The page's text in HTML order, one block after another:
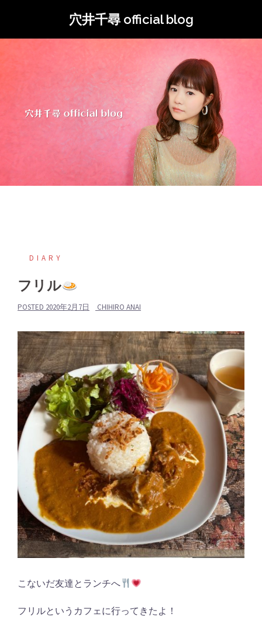
テ
穴井千尋 official blog
DIARY
フリル
POSTED 2020年2月7日 CHIHIRO ANAI
こないだ友達とランチへ
フリルというカフェに行ってきたよ！